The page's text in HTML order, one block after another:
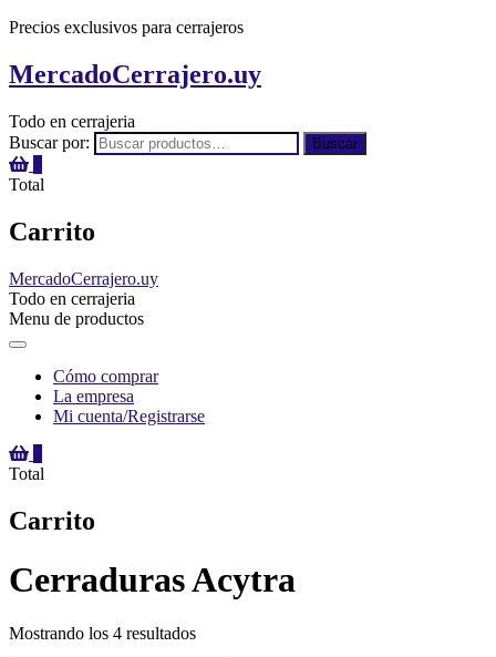
Precios exclusivos para cerrajeros
MercadoCerrajero.uy
Todo en cerrajeria
Buscar por:
Buscar
Total
Carrito
MercadoCerrajero.uy
Todo en cerrajeria
Menu de productos
Cómo comprar
La empresa
Mi cuenta/Registrarse
Total
Carrito
Cerraduras Acytra
Mostrando los 4 resultados